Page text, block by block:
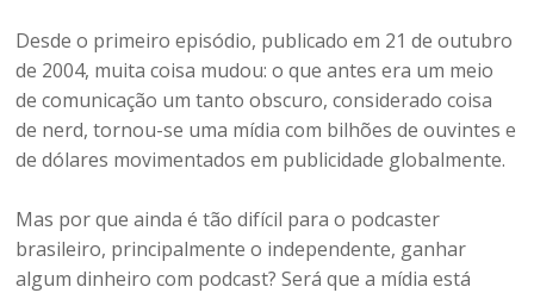
Desde o primeiro episódio, publicado em 21 de outubro
de 2004, muita coisa mudou: o que antes era um meio
de comunicação um tanto obscuro, considerado coisa
de nerd, tornou-se uma mídia com bilhões de ouvintes e
de dólares movimentados em publicidade globalmente.
Mas por que ainda é tão difícil para o podcaster
brasileiro, principalmente o independente, ganhar
algum dinheiro com podcast? Será que a mídia está